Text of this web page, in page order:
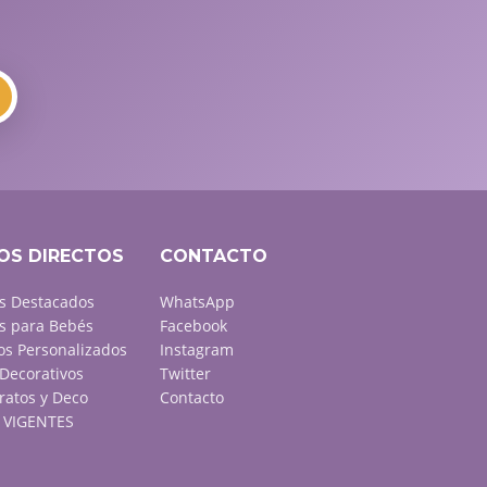
DIRECTOS
Destacados
para Bebés
Personalizados
y Deco
CONTACTO
WhatsApp
Facebook
Instagram
Twitter
Contacto